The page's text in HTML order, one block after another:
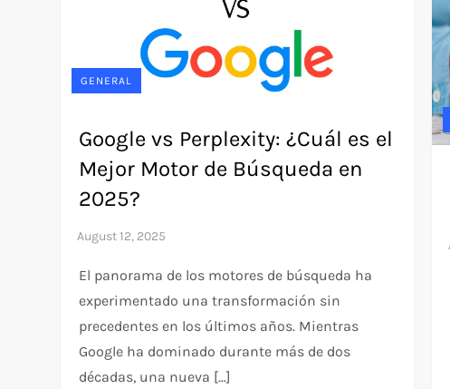
GENERAL
Google vs Perplexity: ¿Cuál es el
Mejor Motor de Búsqueda en
2025?
El panorama de los motores de búsqueda ha
experimentado una transformación sin
precedentes en los últimos años. Mientras
Google ha dominado durante más de dos
décadas, una nueva […]